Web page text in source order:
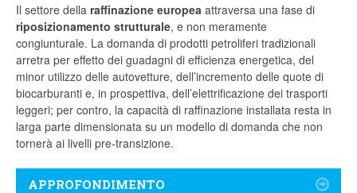
Il settore della raffinazione europea attraversa una fase di
riposizionamento strutturale, e non meramente
congiunturale. La domanda di prodotti petroliferi tradizionali
arretra per effetto dei guadagni di efficienza energetica, del
minor utilizzo delle autovetture, dell’incremento delle quote di
biocarburanti e, in prospettiva, dell’elettrificazione dei trasporti
leggeri; per contro, la capacità di raffinazione installata resta in
larga parte dimensionata su un modello di domanda che non
tornerà ai livelli pre-transizione.
APPROFONDIMENTO